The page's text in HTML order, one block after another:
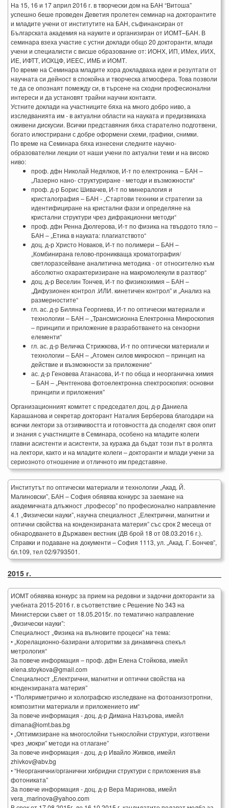
На 15, 16 и 17 април 2016 г. в творчески дом на БАН “Витоша”
успешно беше проведен Деветия пролетен семинар на докторантите
и младите учени от институтите на БАН, съфинансиран от
Българската академия на науките и организиран от ИОМТ–БАН. В
семинара взеха участие с устни доклади общо 20 докторанти, млади
учени и специалисти с висше образование от: ИОНХ, ИП, ИМех, ИИХ,
ИЕ, ИФТТ, ИОХЦФ, ИЕЕС, ИМБ и ИОМТ.
По време на Семинара младите хора докладваха идеи и резултати от
научната си дейност в спокойна и творческа атмосфера. Това позволи
те да се опознаят помежду си, в търсене на сходни професионални
интереси и да установят трайни научни контакти.
Устните доклади на участниците бяха на много добро ниво, а
изследванията им - в актуални области на науката и предизвикаха
оживени дискусии. Всички представяния бяха старателно подготвени,
богато илюстрирани с добре оформени схеми, графики, снимки.
По време на Семинара бяха изнесени следните научно-
образователни лекции от наши учени по актуални теми и на високо
ниво:
проф. дфн Николай Недялков, И-т по електроника – БАН –
„Лазерно нано- структуриране - методи и възможности“
проф. д-р Борис Шивачев, И-т по минералогия и
кристалография – БАН - „Стартови техники и стратегии за
идентифициране на кристални фази и определяне на
кристални структури чрез дифракционни методи“
проф. дфн Ренна Дюлгерова, И-т по физика на твърдото тяло –
БАН – „Етика в науката: плагиатството“
доц. д-р Христо Новаков, И-т по полимери – БАН –
„Комбинирана гелово-проникваща хроматография/
светлоразсейване аналитична методика - от относително към
абсолютно охарактеризиране на макромолекули в разтвор“
доц. д-р Веселин Тончев, И-т по физикохимия – БАН –
„Дифузионен контрол .ИЛИ. кинетичен контрол” и „Анализ на
размерностите“
гл. ас. д-р Биляна Георгиева, И-т по оптически материали и
технологии – БАН – „Трансмисионна Електронна Микроскопия
– принципи и приложение в разработването на сензорни
елементи“
гл. ас. д-р Величка Стрижкова, И-т по оптически материали и
технологии – БАН – „Атомен силов микроскоп – принцип на
действие и възможности за приложение“
ас. д-р Геновева Атанасова, И-т по обща и неорганична химия
– БАН – „Рентгенова фотоелектронна спектроскопия: основни
принципи и приложения”
Организационният комитет с председател доц. д-р Даниела
Карашанова и секретар докторант Наталия Берберова благодари на
всички лектори за отзивчивостта и готовността да споделят своя опит
и знания с участниците в Семинара, особено на младите колеги
главни асистенти и асистенти, за куража да бъдат този път в ролята
на лектори, както и на младите колеги – докторанти и млади учени за
сериозното отношение и отличното им представяне.
Институтът по оптически материали и технологии „Акад. Й.
Малиновски”, БАН – София обявява конкурс за заемане на
академичната длъжност „професор” по професионално направление
4.1 „Физически науки”, научна специалност „Електрични, магнитни и
оптични свойства на кондензираната материя” със срок 2 месеца от
обнародването в Държавен вестник (ДВ брой 18 от 08.03.2016 г.).
Справки и подаване на документи – София 1113, ул. „Акад. Г. Бончев”,
бл.109, тел 02/9793501.
2015 г.
ИОМТ обявява конкурс за прием на редовни и задочни докторанти за
учебната 2015-2016 г. в съответствие с Решение No 343 на
Министерски съвет от 18.05.2015г. по тематично направление
„Физически науки”:
Специалност „Физика на вълновите процеси” на тема:
• „Корелационно-базирани алгоритми за динамична спекъл
метрология“
За повече информация – проф. дфн Елена Стойкова, имейл
elena.stoykova@gmail.com
Специалност „Електрични, магнитни и оптични свойства на
кондензираната материя”
• “Поляриметрично и холографско изследване на фотоанизотропни,
композитни материали и приложението им“
За повече информация - доц. д-р Димана Назърова, имейл
dimana@iomt.bas.bg
• „Оптимизиране на многослойни тънкослойни структури, изготвени
чрез „мокри” методи на отлагане”
За повече информация - доц. д-р Ивайло Живков, имейл
zhivkov@abv.bg
• “Неорганични/органични хибридни структури с приложения във
фотониката”
За повече информация - доц. д-р Вера Маринова, имейл
vera_marinova@yahoo.com